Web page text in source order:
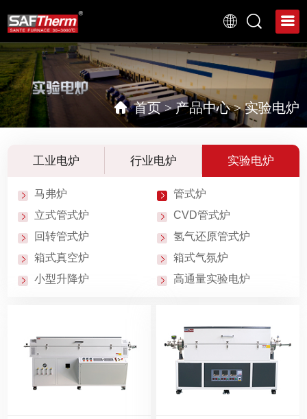
首页>产品中心>实验电炉
工业电炉 行业电炉 实验电炉
马弗炉
管式炉
立式管式炉
CVD管式炉
回转管式炉
氢气还原管式炉
箱式真空炉
箱式气氛炉
小型升降炉
高通量实验电炉